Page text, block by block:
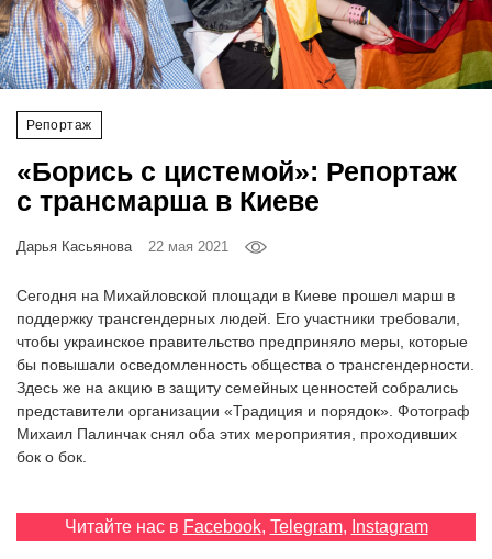
Репортаж
«Борись с цистемой»: Репортаж
с трансмарша в Киеве
Дарья Касьянова 22 мая 2021
Сегодня на Михайловской площади в Киеве прошел марш в
поддержку трансгендерных людей. Его участники требовали,
чтобы украинское правительство предприняло меры, которые
бы повышали осведомленность общества о трансгендерности.
Здесь же на акцию в защиту семейных ценностей собрались
представители организации «Традиция и порядок». Фотограф
Михаил Палинчак снял оба этих мероприятия, проходивших
бок о бок.
Читайте нас в Facebook, Telegram, Instagram